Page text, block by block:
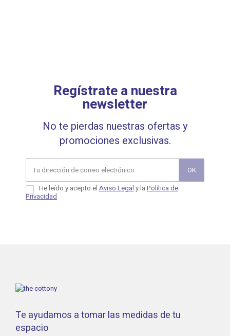
Regístrate a nuestra
newsletter
No te pierdas nuestras ofertas y
promociones exclusivas.
He leído y acepto el Aviso Legal y la Política de
Privacidad
Te ayudamos a tomar las medidas de tu
espacio